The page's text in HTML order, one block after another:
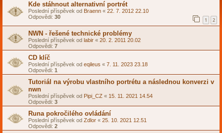
Kde stáhnout alternativní portrét
Poslední příspěvek od Braenn « 22. 7. 2012 22.10
Odpovědi: 30 1 2
NWN - řešené technické problémy
Poslední příspěvek od labir « 20. 2. 2011 20.02
Odpovědi: 7
CD klíč
Poslední příspěvek od eqileus « 7. 11. 2023 23.18
Odpovědi: 1
Tutoriál na výrobu vlastního portrétu a následnou konverzi v
nwn
Poslední příspěvek od Pipi_CZ « 15. 11. 2021 14.54
Odpovědi: 3
Runa pokročilého ovládání
Poslední příspěvek od Zdlor « 25. 10. 2021 12.51
Odpovědi: 2